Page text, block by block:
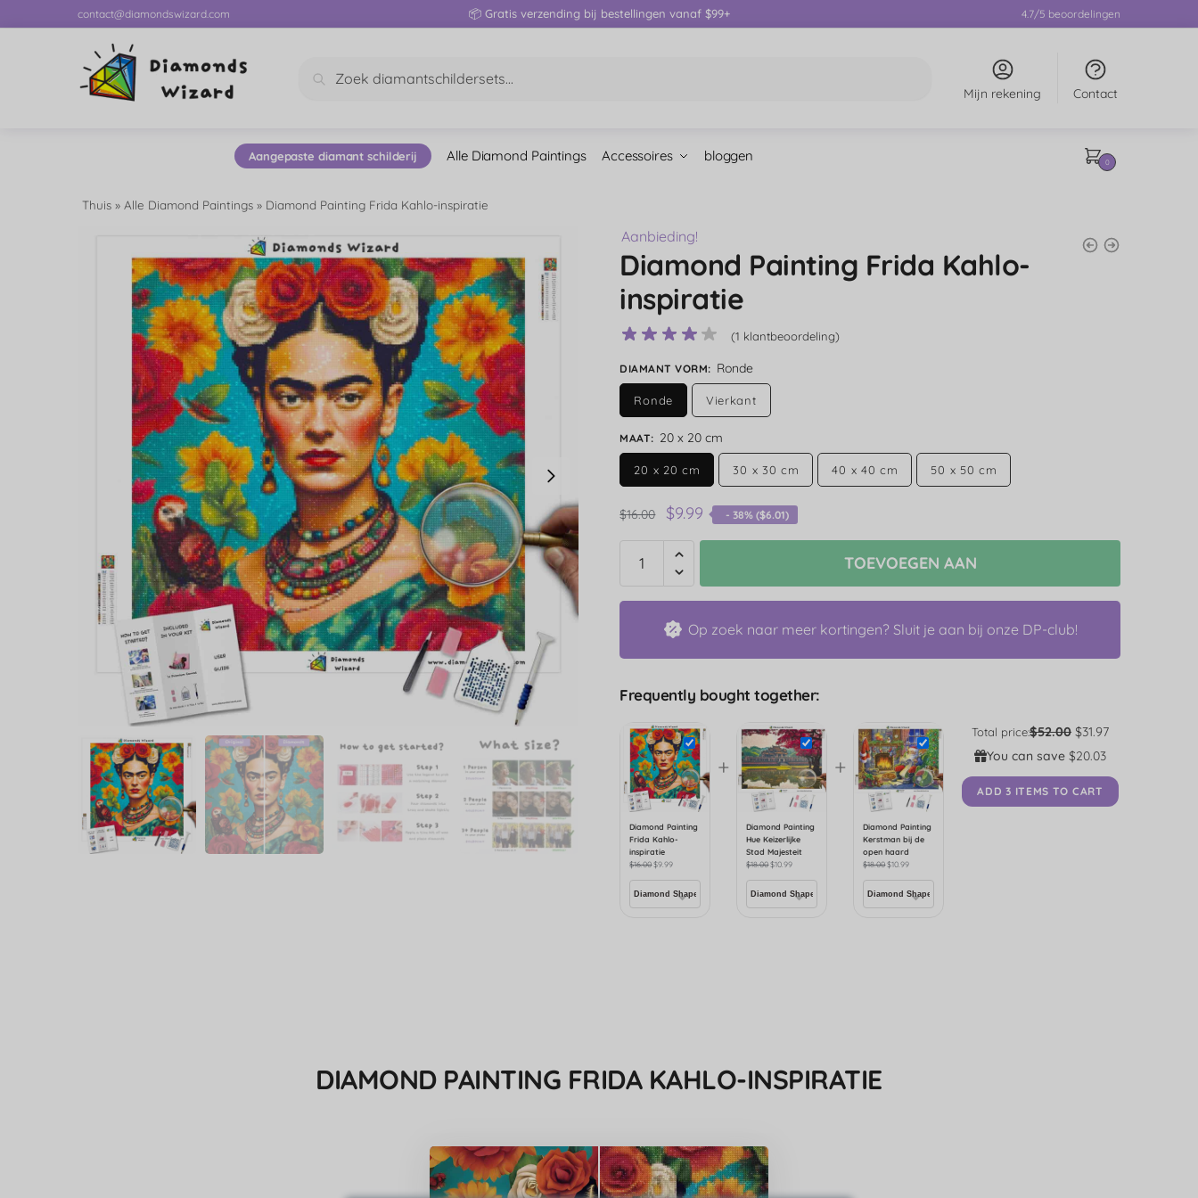
contact@diamondswizard.com 📦 Gratis verzending bij bestellingen vanaf $99+ 4.7/5 beoordelingen
Zoeken
Mijn rekening Contact
Aangepaste diamant schilderij Alle Diamond Paintings Accessoires bloggen 0
Thuis »Alle Diamond Paintings » Diamond Painting Frida Kahlo-inspiratie
Aanbieding!
Diamond Painting Frida Kahlo-
inspiratie
(1 klantbeoordeling)
DIAMANT VORM: Ronde
Ronde Vierkant
MAAT: 20 x 20 cm
20 x 20 cm 30 x 30 cm 40 x 40 cm 50 x 50 cm
$16.00 $9.99 - 38% ($6.01)
TOEVOEGEN AAN
Op zoek naar meer kortingen? Sluit je aan bij onze DP-club!
Frequently bought together:
Diamond Painting
Frida Kahlo-
inspiratie
$16.00$9.99
+
Diamond Painting
Hue Keizerlijke
Stad Majesteit
$18.00$10.99
+
Diamond Painting
Kerstman bij de
open haard
$18.00$10.99
Total price:$52.00 $31.97
You can save$20.03
ADD 3 ITEMS TO CART
DIAMOND PAINTING FRIDA KAHLO-INSPIRATIE